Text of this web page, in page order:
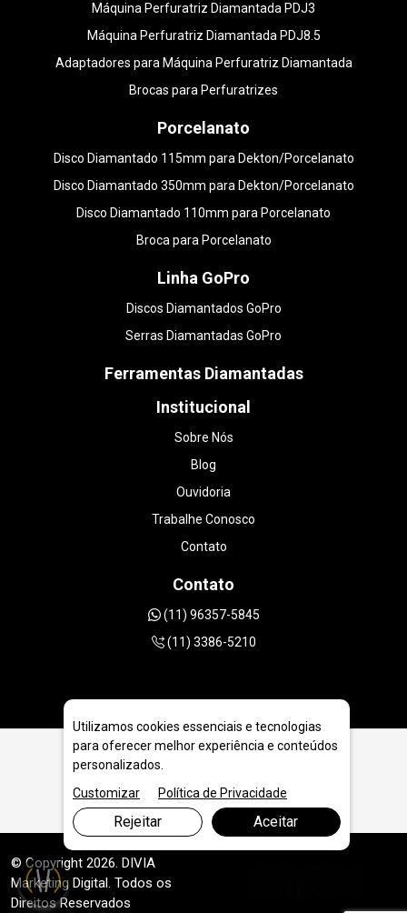
Máquina Perfuratriz Diamantada PDJ3
Máquina Perfuratriz Diamantada PDJ8.5
Adaptadores para Máquina Perfuratriz Diamantada
Brocas para Perfuratrizes
Porcelanato
Disco Diamantado 115mm para Dekton/Porcelanato
Disco Diamantado 350mm para Dekton/Porcelanato
Disco Diamantado 110mm para Porcelanato
Broca para Porcelanato
Linha GoPro
Discos Diamantados GoPro
Serras Diamantadas GoPro
Ferramentas Diamantadas
Institucional
Sobre Nós
Blog
Ouvidoria
Trabalhe Conosco
Contato
Contato
(11) 96357-5845
(11) 3386-5210
Disco Diamantado 300mm | 12 polegadas em Osasco
© Copyright 2026. DIVIA
Marketing Digital. Todos os
Direitos Reservados
Utilizamos cookies essenciais e tecnologias
para oferecer melhor experiência e conteúdos
personalizados.
Customizar
Política de Privacidade
Rejeitar Aceitar